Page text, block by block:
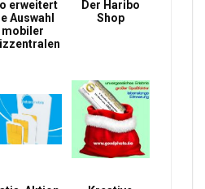
erweitert
Auswahl
mobiler
Der Haribo
Shop